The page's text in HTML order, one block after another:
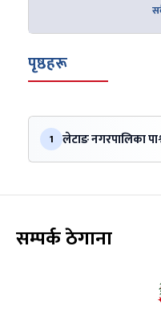
पृष्ठहरू
1 लेटाङ नगरपालिका
सम्पर्क ठेगाना